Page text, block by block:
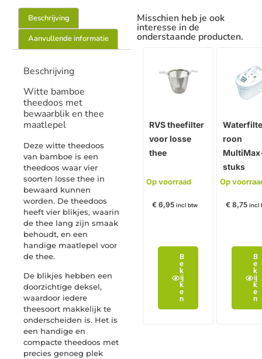
Beschrijving
Aanvullende informatie
Beschrijving
Witte bamboe
theedoos met
bewaarblik en thee
maatlepel
Deze witte theedoos
van bamboe is een
theedoos waar vier
soorten losse thee in
bewaard kunnen
worden. De theedoos
heeft vier blikjes, waarin
de thee lang zijn smaak
behoudt, en een
handige maatlepel voor
de thee.
De blikjes hebben een
doorzichtige deksel,
waardoor iedere
theesoort makkelijk te
onderscheiden is. Het is
een handige en
compacte theedoos met
precies genoeg plek
Misschien heb je ook
interesse in de
onderstaande producten.
RVS theefilter
voor losse
thee
Op voorraad
€ 6,95 incl btw
B
e
k
ij
k
e
n
roon
stuks
Op
€8,75 incl
B
e
k
ij
k
e
n